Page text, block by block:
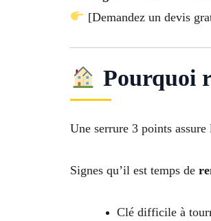
[Demandez un devis
Pourquoi
Une serrure 3 points assure
Signes qu’il est temps de
Clé difficile à